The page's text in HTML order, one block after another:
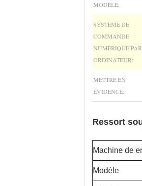
MODÈLE:
SYSTÈME DE
COMMANDE
NUMÉRIQUE PAR
ORDINATEUR:
METTRE EN
ÉVIDENCE:
Ressort
Machine de
Modèle